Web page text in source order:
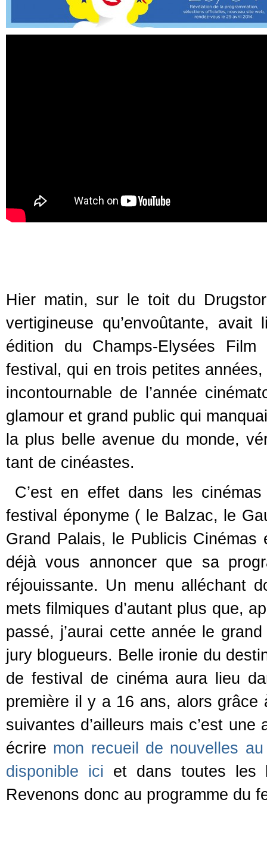
Hier matin, sur le toit du
vertigineuse qu’envoûtante,
édition du Champs-Elysées
festival, qui en trois petites
incontournable de l’année
glamour et grand public qui
la plus belle avenue du monde,
tant de cinéastes.
C’est en effet dans les
festival éponyme ( le Balzac, le
Grand Palais, le Publicis Cinémas
déjà vous annoncer que sa
réjouissante. Un menu alléchant
mets filmiques d’autant plus que,
passé, j’aurai cette année le
jury blogueurs. Belle ironie du
de festival de cinéma aura lieu
première il y a 16 ans, alors grâce
suivantes d’ailleurs mais c’est
écrire mon recueil de nouvelles
disponible ici et dans toutes les
Revenons donc au programme du